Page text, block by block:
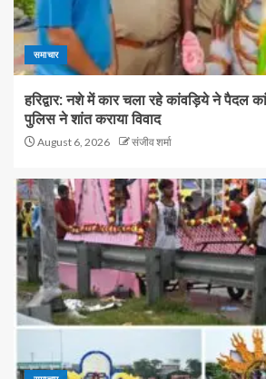
समाचार
हरिद्वार: नशे में कार चला रहे कांवड़िये ने पैदल
पुलिस ने शांत कराया विवाद
August 6, 2026 संजीव शर्मा